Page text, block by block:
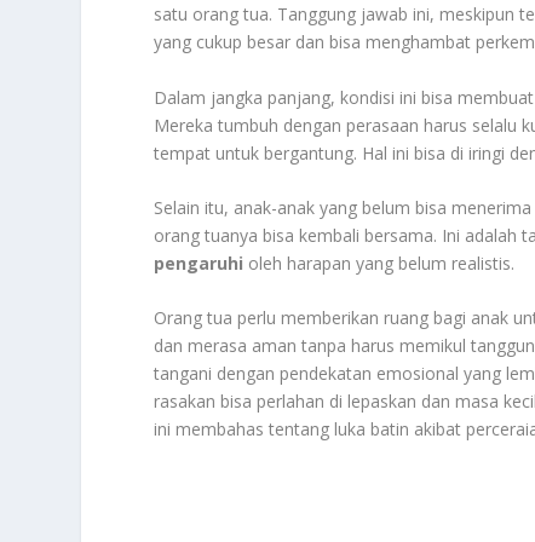
satu orang tua. Tanggung jawab ini, meskipun
yang cukup besar dan bisa menghambat
Dalam jangka panjang, kondisi ini bisa
Mereka tumbuh dengan perasaan harus selalu
tempat untuk bergantung. Hal ini bisa di iringi
Selain itu, anak-anak yang belum bisa
orang tuanya bisa kembali bersama. Ini adalah
pengaruhi oleh harapan yang belum realistis.
Orang tua perlu memberikan ruang bagi anak
dan merasa aman tanpa harus memikul
tangani dengan pendekatan emosional yang
rasakan bisa perlahan di lepaskan dan masa
ini membahas tentang luka batin akibat